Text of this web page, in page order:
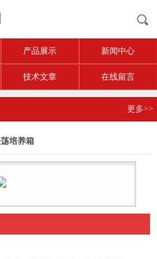
产品展示 新闻中心
技术文章 在线留言
更多>>
培养箱